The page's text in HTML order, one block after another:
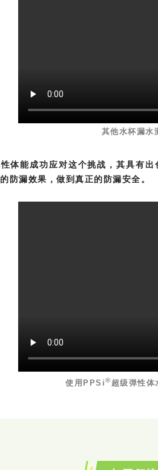
其他水杯漏水
体能成功应对这个挑战，其具有出
防漏效果，做到真正的防漏安全。
使用PPSi® 超级弹性体